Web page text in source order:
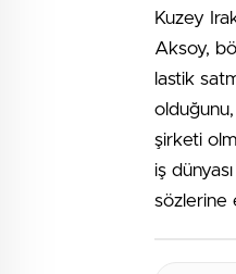
Kuzey
Aksoy,
lastik
olduğunu,
şirketi
iş
sözlerine